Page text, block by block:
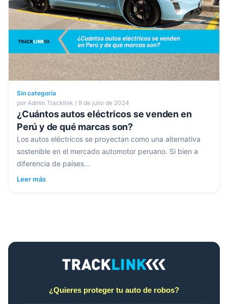
Sin categoría
por Admin Tracklink / 9 de julio de 2024
¿Cuántos autos eléctricos se venden en
Perú y de qué marcas son?
Los autos eléctricos se proyectan como una alternativa
sostenible en el mercado automotor peruano. Si bien a
diferencia de países...
Leer más
¿Quieres proteger tu auto de robos?